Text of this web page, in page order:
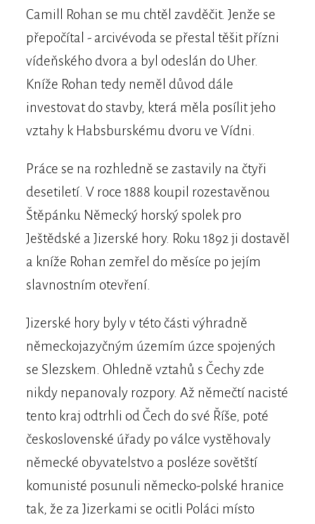
Camill Rohan se mu chtěl zavděčit. Jenže se
přepočítal - arcivévoda se přestal těšit přízni
vídeňského dvora a byl odeslán do Uher.
Kníže Rohan tedy neměl důvod dále
investovat do stavby, která měla posílit jeho
vztahy k Habsburskému dvoru ve Vídni.
Práce se na rozhledně se zastavily na čtyři
desetiletí. V roce 1888 koupil rozestavěnou
Štěpánku Německý horský spolek pro
Ještědské a Jizerské hory. Roku 1892 ji dostavěl
a kníže Rohan zemřel do měsíce po jejím
slavnostním otevření.
Jizerské hory byly v této části výhradně
německojazyčným územím úzce spojených
se Slezskem. Ohledně vztahů s Čechy zde
nikdy nepanovaly rozpory. Až němečtí nacisté
tento kraj odtrhli od Čech do své Říše, poté
československé úřady po válce vystěhovaly
německé obyvatelstvo a posléze sovětští
komunisté posunuli německo-polské hranice
tak, že za Jizerkami se ocitli Poláci místo